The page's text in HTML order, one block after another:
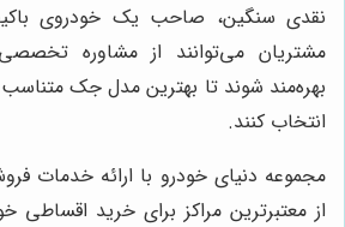
نقدی سنگین، صاحب یک خودروی
مشتریان می‌توانند از مشاوره
بهره‌مند شوند تا بهترین مدل جک متناسب
انتخاب کنند.
مجموعه دنیای خودرو با ارائه خدمات
از معتبرترین مراکز برای خرید